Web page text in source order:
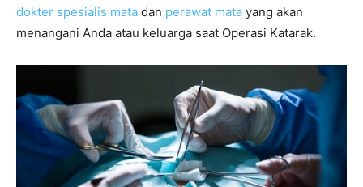
dokter spesialis mata dan perawat mata yang akan
menangani Anda atau keluarga saat Operasi Katarak.